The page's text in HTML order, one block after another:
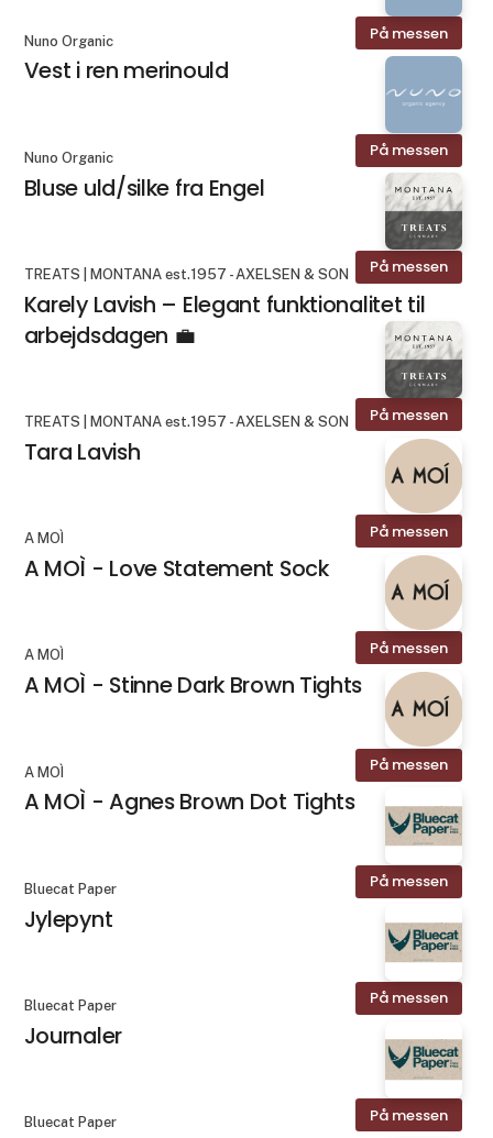
På messen
Nuno Organic
Vest i ren merinould
På messen
Nuno Organic
Bluse uld/silke fra Engel
På messen
TREATS | MONTANA est.1957 - AXELSEN & SON
Karely Lavish – Elegant funktionalitet til
arbejdsdagen 💼
På messen
TREATS | MONTANA est.1957 - AXELSEN & SON
Tara Lavish
På messen
A MOÌ
A MOÌ - Love Statement Sock
På messen
A MOÌ
A MOÌ - Stinne Dark Brown Tights
På messen
A MOÌ
A MOÌ - Agnes Brown Dot Tights
På messen
Bluecat Paper
Jylepynt
På messen
Bluecat Paper
Journaler
På messen
Bluecat Paper